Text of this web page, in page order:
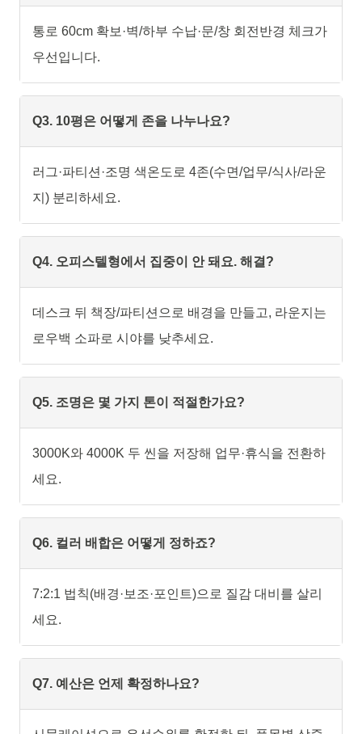
통로 60cm 확보·벽/하부 수납·문/창 회전반경 체크가
우선입니다.
Q3. 10평은 어떻게 존을 나누나요?
러그·파티션·조명 색온도로 4존(수면/업무/식사/라운
지) 분리하세요.
Q4. 오피스텔형에서 집중이 안 돼요. 해결?
데스크 뒤 책장/파티션으로 배경을 만들고, 라운지는
로우백 소파로 시야를 낮추세요.
Q5. 조명은 몇 가지 톤이 적절한가요?
3000K와 4000K 두 씬을 저장해 업무·휴식을 전환하
세요.
Q6. 컬러 배합은 어떻게 정하죠?
7:2:1 법칙(배경·보조·포인트)으로 질감 대비를 살리
세요.
Q7. 예산은 언제 확정하나요?